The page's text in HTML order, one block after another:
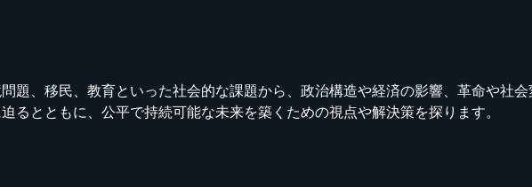
題、移民、教育といった社会的な課題から、政治構造や経済の影響、革命や社会
るとともに、公平で持続可能な未来を築くための視点や解決策を探ります。